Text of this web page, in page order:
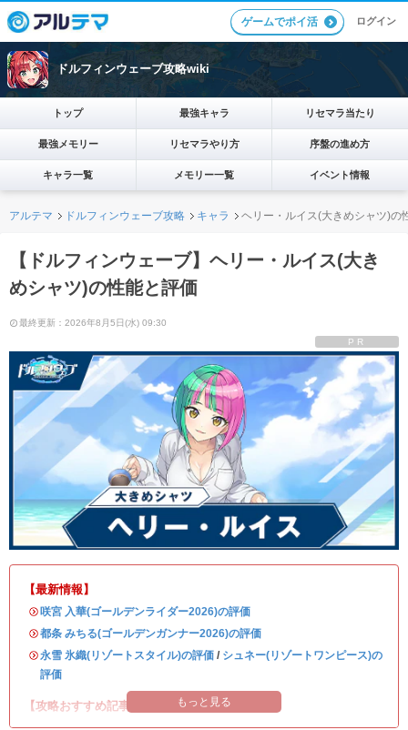
ゲームでポイ活 ログイン
ドルフィンウェーブ攻略wiki
トップ 最強キャラ リセマラ当たり
最強メモリー リセマラやり方 序盤の進め方
キャラ一覧 メモリー一覧 イベント情報
アルテマ ドルフィンウェーブ攻略 キャラ ヘリー・ルイス(大きめシャツ)の
【ドルフィンウェーブ】ヘリー・ルイス(大き
めシャツ)の性能と評価
最終更新：2026年8月5日(水) 09:30
PR
【最新情報】
・咲宮 入華(ゴールデンライダー2026)の評価
・都条 みちる(ゴールデンガンナー2026)の評価
・永雪 氷織(リゾートスタイル)の評価 / シュネー(リゾートワンピース)の
評価
【攻略おすすめ記事】 もっと見る